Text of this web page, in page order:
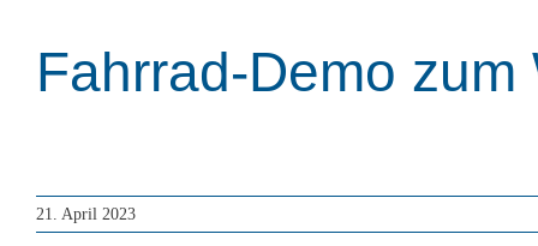
Fahrrad-Demo
21. April 2023